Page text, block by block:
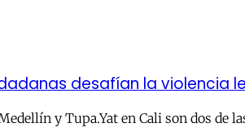
desafían la violencia
y Tupa.Yat en Cali son dos